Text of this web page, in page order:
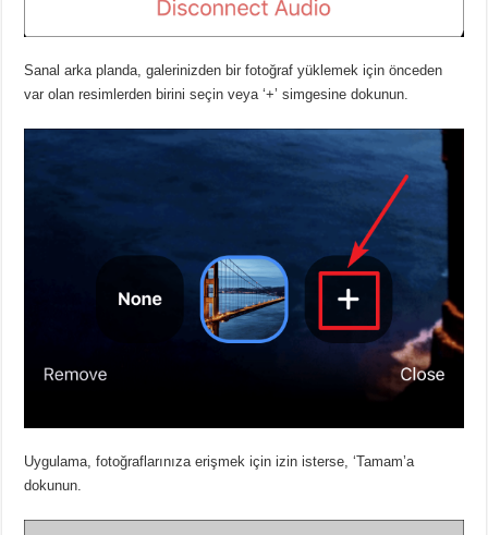
Sanal arka planda, galerinizden bir fotoğraf yüklemek için önceden
var olan resimlerden birini seçin veya ‘+’ simgesine dokunun.
Uygulama, fotoğraflarınıza erişmek için izin isterse, ‘Tamam’a
dokunun.